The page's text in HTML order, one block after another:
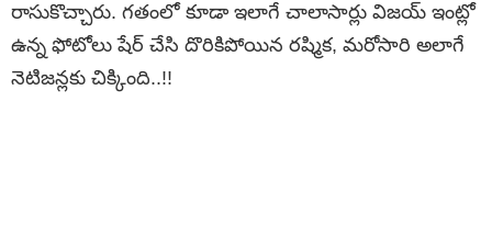
రాసుకొచ్చారు. గతంలో కూడా ఇలాగే చాలాసార్లు విజయ్ ఇంట్లో
ఉన్న ఫోటోలు షేర్ చేసి దొరికిపోయిన రష్మిక, మరోసారి అలాగే
నెటిజన్లకు చిక్కింది..!!